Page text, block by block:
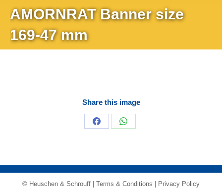
AMORNRAT Banner size
169-47 mm
Share this image
Share
Share
© Heuschen & Schrouff | Terms & Conditions
Privacy Policy